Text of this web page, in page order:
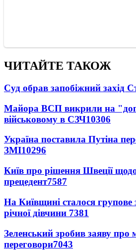
ЧИТАЙТЕ ТАКОЖ
Суд обрав запобіжний захід
Майора ВСП викрили на
військовому в СЗЧ10306
Україна поставила Путіна
ЗМІ10296
Київ про рішення Швеції
прецедент7587
На Київщині сталося групове
річної дівчини 7381
Зеленський зробив заяву про
переговори7043